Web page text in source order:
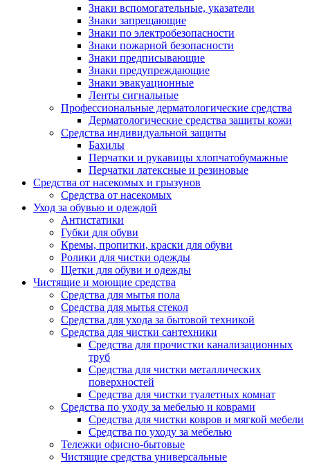
Знаки вспомогательные, указатели
Знаки запрещающие
Знаки по электробезопасности
Знаки пожарной безопасности
Знаки предписывающие
Знаки предупреждающие
Знаки эвакуационные
Ленты сигнальные
Профессиональные дерматологические средства
Дерматологические средства защиты кожи
Средства индивидуальной защиты
Бахилы
Перчатки и рукавицы хлопчатобумажные
Перчатки латексные и резиновые
Средства от насекомых и грызунов
Средства от насекомых
Уход за обувью и одеждой
Антистатики
Губки для обуви
Кремы, пропитки, краски для обуви
Ролики для чистки одежды
Щетки для обуви и одежды
Чистящие и моющие средства
Средства для мытья пола
Средства для мытья стекол
Средства для ухода за бытовой техникой
Средства для чистки сантехники
Средства для прочистки канализационных
труб
Средства для чистки металлических
поверхностей
Средства для чистки туалетных комнат
Средства по уходу за мебелью и коврами
Средства для чистки ковров и мягкой мебели
Средства по уходу за мебелью
Тележки офисно-бытовые
Чистящие средства универсальные